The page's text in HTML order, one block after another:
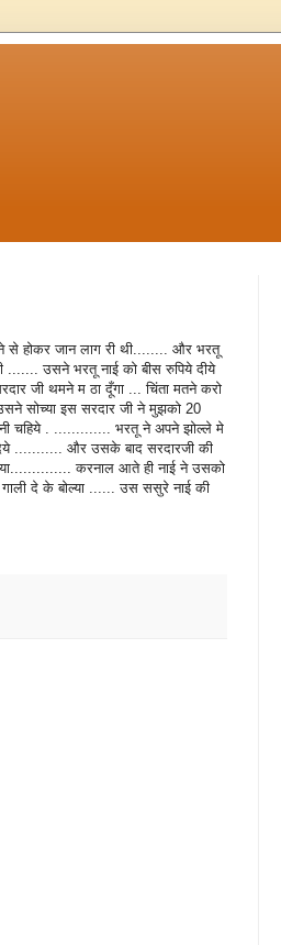
से होकर जान लाग री थी........ और भरतू
....... उसने भरतू नाई को बीस रुपिये दीये
जी थमने म ठा दूँगा ... चिंता मतने करो
सोच्या इस सरदार जी ने मुझको 20
चहिये . ............. भरतू ने अपने झोल्ले मे
........... और उसके बाद सरदारजी की
करनाल आते ही नाई ने उसको
दे के बोल्या ...... उस ससुरे नाई की